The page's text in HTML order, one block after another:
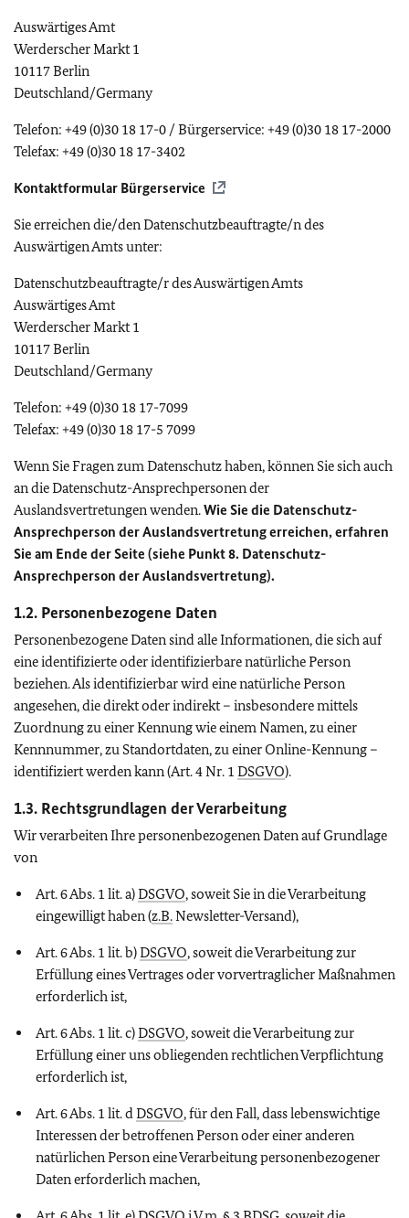
Auswärtiges Amt
Werderscher Markt 1
10117 Berlin
Deutschland/Germany
Telefon: +49 (0)30 18 17-0 / Bürgerservice: +49 (0)30 18 17-2000
Telefax: +49 (0)30 18 17-3402
Kontaktformular Bürgerservice
Sie erreichen die/den Datenschutzbeauftragte/n des
Auswärtigen Amts unter:
Datenschutzbeauftragte/r des Auswärtigen Amts
Auswärtiges Amt
Werderscher Markt 1
10117 Berlin
Deutschland/Germany
Telefon: +49 (0)30 18 17-7099
Telefax: +49 (0)30 18 17-5 7099
Wenn Sie Fragen zum Datenschutz haben, können Sie sich auch
an die Datenschutz-Ansprechpersonen der
Auslandsvertretungen wenden.Wie Sie die Datenschutz-
Ansprechperson der Auslandsvertretung erreichen, erfahren
Sie am Ende der Seite (siehe Punkt 8. Datenschutz-
Ansprechperson der Auslandsvertretung).
1.2. Personenbezogene Daten
Personenbezogene Daten sind alle Informationen, die sich auf
eine identifizierte oder identifizierbare natürliche Person
beziehen. Als identifizierbar wird eine natürliche Person
angesehen, die direkt oder indirekt – insbesondere mittels
Zuordnung zu einer Kennung wie einem Namen, zu einer
Kennnummer, zu Standortdaten, zu einer Online-Kennung –
identifiziert werden kann (Art. 4 Nr. 1 DSGVO).
1.3. Rechtsgrundlagen der Verarbeitung
Wir verarbeiten Ihre personenbezogenen Daten auf Grundlage
von
Art. 6 Abs. 1 lit. a)DSGVO, soweit Sie in die Verarbeitung
eingewilligt haben (z.B.Newsletter-Versand),
Art. 6 Abs. 1 lit. b)DSGVO, soweit die Verarbeitung zur
Erfüllung eines Vertrages oder vorvertraglicher Maßnahmen
erforderlich ist,
Art. 6 Abs. 1 lit. c)DSGVO, soweit die Verarbeitung zur
Erfüllung einer uns obliegenden rechtlichen Verpflichtung
erforderlich ist,
Art. 6 Abs. 1 lit. dDSGVO, für den Fall, dass lebenswichtige
Interessen der betroffenen Person oder einer anderen
natürlichen Person eine Verarbeitung personenbezogener
Daten erforderlich machen,